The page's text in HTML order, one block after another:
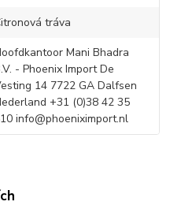
tráva
Mani Bhadra
- Phoenix Import De
14 7722 GA Dalfsen
+31 (0)38 42 35
info@phoeniximport.nl